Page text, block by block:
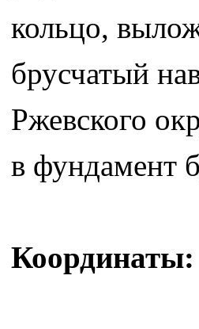
кольцо,
брусчатый
Ржевского
в фундамент
Координаты: